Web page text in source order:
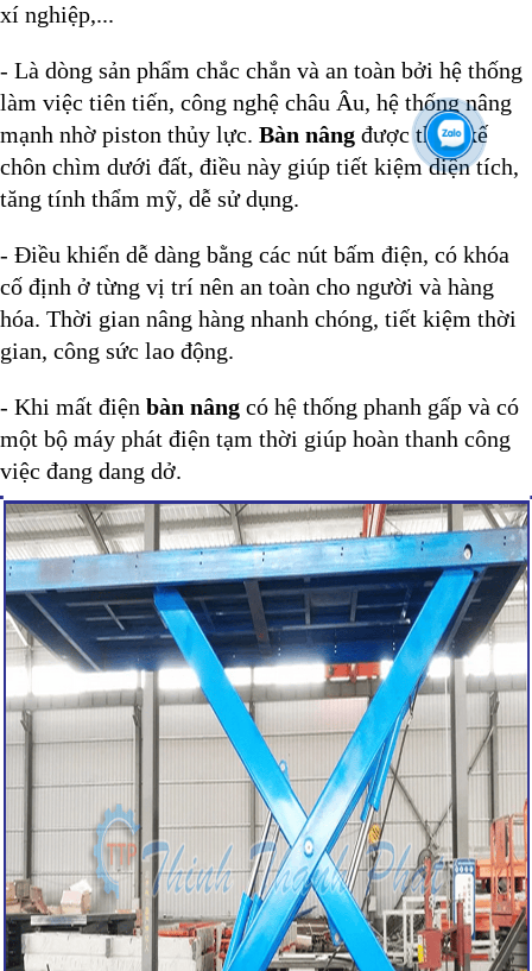
xí nghiệp,...
- Là dòng sản phẩm chắc chắn và an toàn bởi hệ thống
làm việc tiên tiến, công nghệ châu Âu, hệ thống nâng
mạnh nhờ piston thủy lực. Bàn nâng được thiết kế
chôn chìm dưới đất, điều này giúp tiết kiệm diện tích,
tăng tính thẩm mỹ, dễ sử dụng.
- Điều khiển dễ dàng bằng các nút bấm điện, có khóa
cố định ở từng vị trí nên an toàn cho người và hàng
hóa. Thời gian nâng hàng nhanh chóng, tiết kiệm thời
gian, công sức lao động.
- Khi mất điện bàn nâng có hệ thống phanh gấp và có
một bộ máy phát điện tạm thời giúp hoàn thanh công
việc đang dang dở.